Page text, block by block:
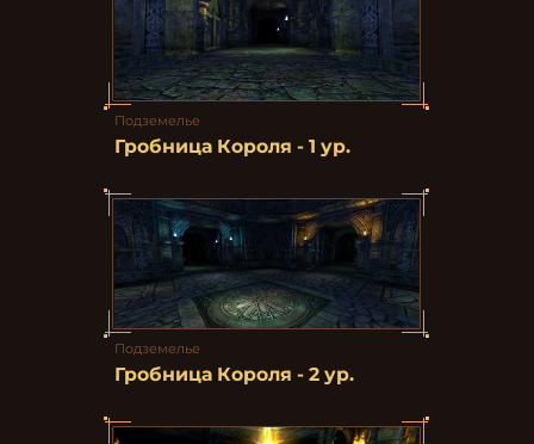
Подземелье
Гробница Короля - 1 ур.
Подземелье
Гробница Короля - 2 ур.